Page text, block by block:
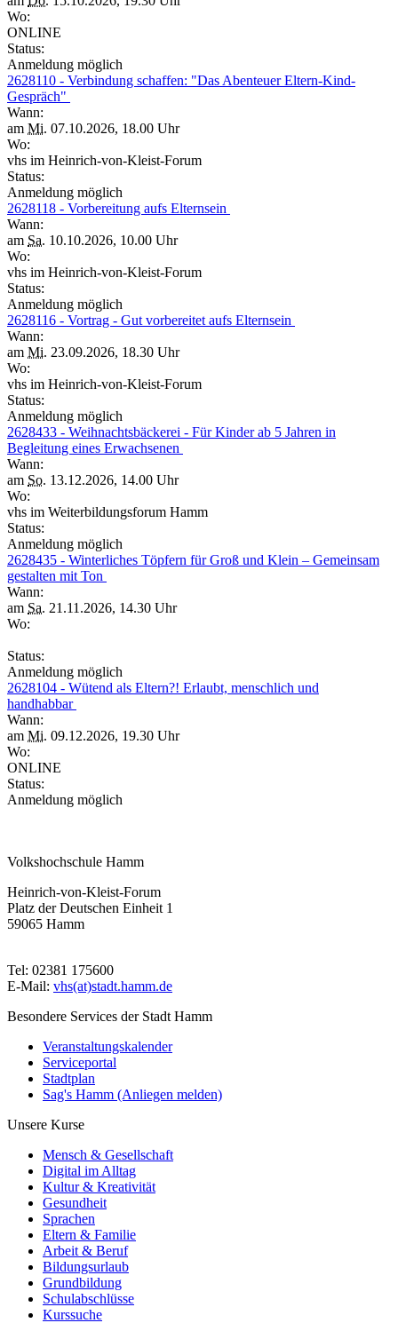
Wo:
ONLINE
Status:
Anmeldung möglich
2628110 - Verbindung schaffen: "Das Abenteuer Eltern-Kind-
Gespräch"
Wann:
am Mi. 07.10.2026, 18.00 Uhr
Wo:
vhs im Heinrich-von-Kleist-Forum
Status:
Anmeldung möglich
2628118 - Vorbereitung aufs Elternsein
Wann:
am Sa. 10.10.2026, 10.00 Uhr
Wo:
vhs im Heinrich-von-Kleist-Forum
Status:
Anmeldung möglich
2628116 - Vortrag - Gut vorbereitet aufs Elternsein
Wann:
am Mi. 23.09.2026, 18.30 Uhr
Wo:
vhs im Heinrich-von-Kleist-Forum
Status:
Anmeldung möglich
2628433 - Weihnachtsbäckerei - Für Kinder ab 5 Jahren in
Begleitung eines Erwachsenen
Wann:
am So. 13.12.2026, 14.00 Uhr
Wo:
vhs im Weiterbildungsforum Hamm
Status:
Anmeldung möglich
2628435 - Winterliches Töpfern für Groß und Klein – Gemeinsam
gestalten mit Ton
Wann:
am Sa. 21.11.2026, 14.30 Uhr
Wo:
Status:
Anmeldung möglich
2628104 - Wütend als Eltern?! Erlaubt, menschlich und
handhabbar
Wann:
am Mi. 09.12.2026, 19.30 Uhr
Wo:
ONLINE
Status:
Anmeldung möglich
Volkshochschule Hamm
Heinrich-von-Kleist-Forum
Platz der Deutschen Einheit 1
59065 Hamm
Tel: 02381 175600
E-Mail: vhs(at)stadt.hamm.de
Besondere Services der Stadt Hamm
Veranstaltungskalender
Serviceportal
Stadtplan
Sag's Hamm (Anliegen melden)
Unsere Kurse
Mensch & Gesellschaft
Digital im Alltag
Kultur & Kreativität
Gesundheit
Sprachen
Eltern & Familie
Arbeit & Beruf
Bildungsurlaub
Grundbildung
Schulabschlüsse
Kurssuche